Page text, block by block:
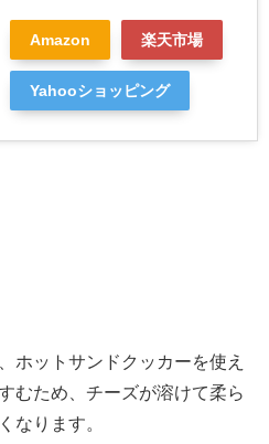
Amazon 楽天市場
Yahooショッピング
ホットサンドクッカーを使え
むため、チーズが溶けて柔ら
なります。